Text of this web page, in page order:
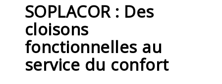
SOPLACOR : Des
cloisons
fonctionnelles au
service du confort